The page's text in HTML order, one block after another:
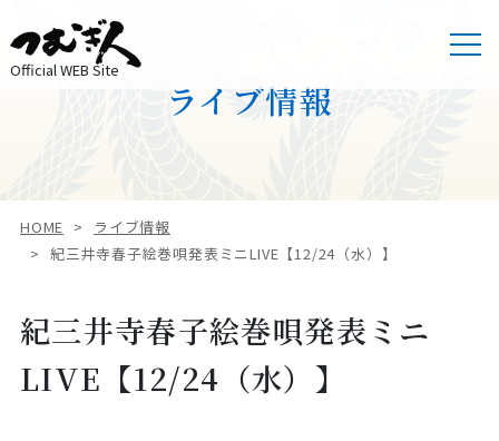
Official WEB Site
ライブ情報
HOME
ライブ情報
紀三井寺春子絵巻唄発表ミニLIVE【12/24（水）】
紀三井寺春子絵巻唄発表ミニ
LIVE【12/24（水）】